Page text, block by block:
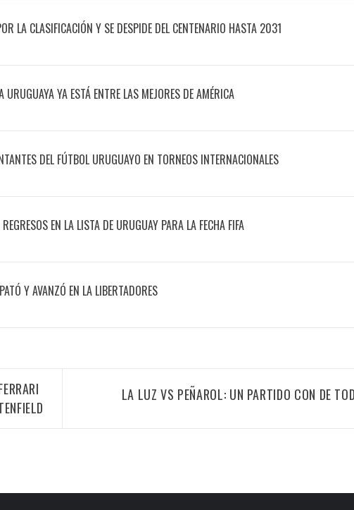
LA CLASIFICACIÓN Y SE DESPIDE DEL CENTENARIO HASTA 2031
URUGUAYA YA ESTÁ ENTRE LAS MEJORES DE AMÉRICA
DEL FÚTBOL URUGUAYO EN TORNEOS INTERNACIONALES
EN LA LISTA DE URUGUAY PARA LA FECHA FIFA
Y AVANZÓ EN LA LIBERTADORES
LA LUZ VS PEÑAROL: UN PARTIDO CON DE